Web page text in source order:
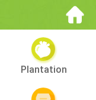
Plantation